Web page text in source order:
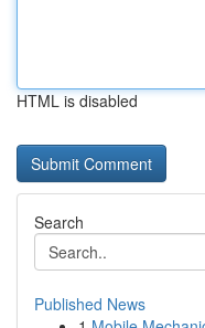
HTML is disabled
Search
Published News